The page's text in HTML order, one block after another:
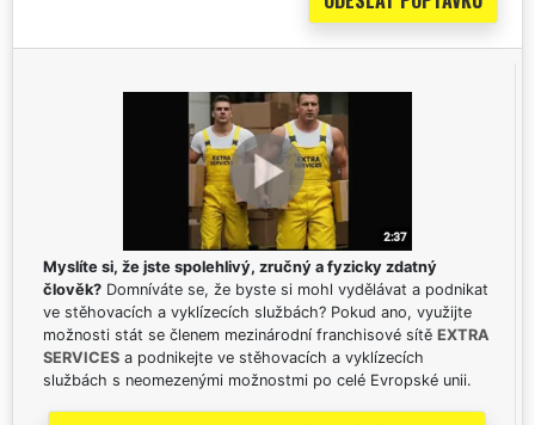
Myslíte si, že jste spolehlivý, zručný a fyzicky zdatný
člověk? Domníváte se, že byste si mohl vydělávat a podnikat
ve stěhovacích a vyklízecích službách? Pokud ano, využijte
možnosti stát se členem mezinárodní franchisové sítě EXTRA
SERVICES a podnikejte ve stěhovacích a vyklízecích
službách s neomezenými možnostmi po celé Evropské unii.